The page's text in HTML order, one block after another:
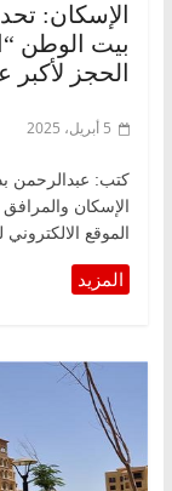
الإسكان:
بيت الوطن
الحجز
5 أبريل، 2025
كتب: عبدالرحمن
الإسكان
الموقع